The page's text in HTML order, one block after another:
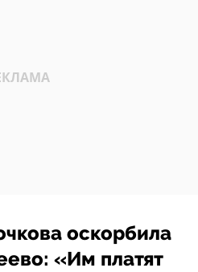
оскорбила
«Им платят